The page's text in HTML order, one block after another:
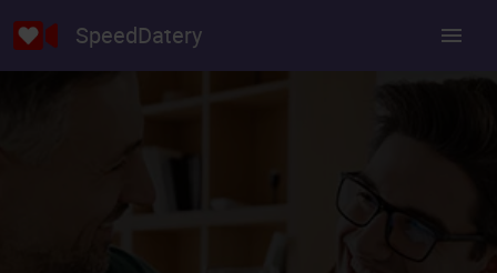
SpeedDatery